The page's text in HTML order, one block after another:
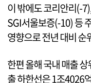
이 밖에도 코리안리(-
SGI서울보증(-10) 등
영향으로 전년 대비 순
한편 올해 국내 매출
출 하한선은 1조4026